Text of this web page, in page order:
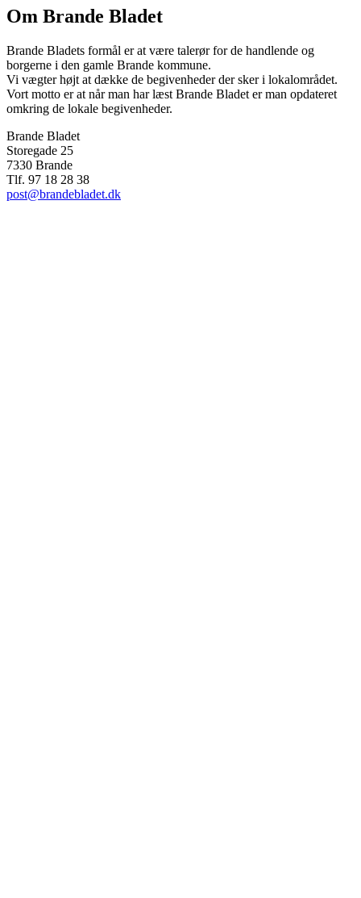
Om Brande Bladet
Brande Bladets formål er at være talerør for de handlende og
borgerne i den gamle Brande kommune.
Vi vægter højt at dække de begivenheder der sker i lokalområdet.
Vort motto er at når man har læst Brande Bladet er man opdateret
omkring de lokale begivenheder.
Brande Bladet
Storegade 25
7330 Brande
Tlf. 97 18 28 38
post@brandebladet.dk